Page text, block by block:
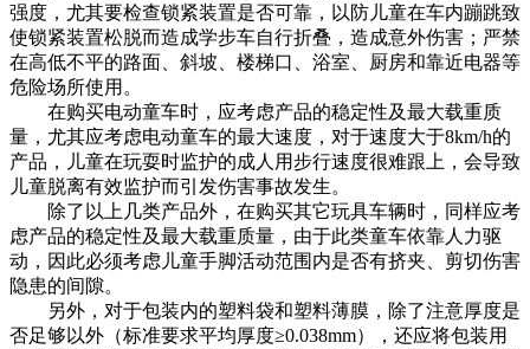
强度，尤其要检查锁紧装置是否可靠，以防儿童在车内蹦跳致
使锁紧装置松脱而造成学步车自行折叠，造成意外伤害；严禁
在高低不平的路面、斜坡、楼梯口、浴室、厨房和靠近电器等
危险场所使用。
在购买电动童车时，应考虑产品的稳定性及最大载重质
量，尤其应考虑电动童车的最大速度，对于速度大于8km/h的
产品，儿童在玩耍时监护的成人用步行速度很难跟上，会导致
儿童脱离有效监护而引发伤害事故发生。
除了以上几类产品外，在购买其它玩具车辆时，同样应考
虑产品的稳定性及最大载重质量，由于此类童车依靠人力驱
动，因此必须考虑儿童手脚活动范围内是否有挤夹、剪切伤害
隐患的间隙。
另外，对于包装内的塑料袋和塑料薄膜，除了注意厚度是
否足够以外（标准要求平均厚度≥0.038mm），还应将包装用